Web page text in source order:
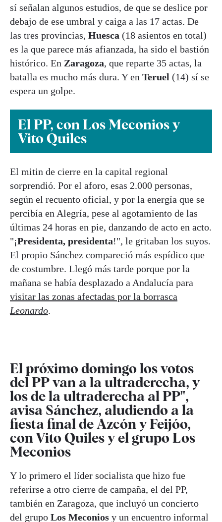
sí señalan algunos estudios, de que se deslice por
debajo de ese umbral y caiga a las 17 actas. De
las tres provincias, Huesca (18 asientos en total)
es la que parece más afianzada, ha sido el bastión
histórico. En Zaragoza, que reparte 35 actas, la
batalla es mucho más dura. Y en Teruel (14) sí se
espera un golpe.
El PP, con Los Meconios y
Vito Quiles
El mitin de cierre en la capital regional
sorprendió. Por el aforo, esas 2.000 personas,
según el recuento oficial, y por la energía que se
percibía en Alegría, pese al agotamiento de las
últimas 24 horas en pie, danzando de acto en acto.
"¡Presidenta, presidenta!", le gritaban los suyos.
El propio Sánchez compareció más espídico que
de costumbre. Llegó más tarde porque por la
mañana se había desplazado a Andalucía para
visitar las zonas afectadas por la borrasca
Leonardo.
El próximo domingo los votos
del PP van a la ultraderecha, y
los de la ultraderecha al PP",
avisa Sánchez, aludiendo a la
fiesta final de Azcón y Feijóo,
con Vito Quiles y el grupo Los
Meconios
Y lo primero el líder socialista que hizo fue
referirse a otro cierre de campaña, el del PP,
también en Zaragoza, que incluyó un concierto
del grupo Los Meconios y un encuentro informal